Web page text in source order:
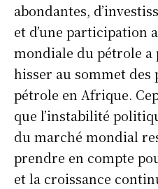
abondantes,
et d’une participation
mondiale du pétrole a
hisser au sommet des
pétrole en Afrique.
que l’instabilité
du marché mondial
prendre en compte
et la croissance